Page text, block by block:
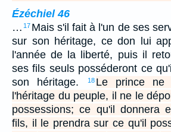
Ézéchiel 46
… 17 Mais s'il fait à l'un de ses
sur son héritage, ce don lui
l'année de la liberté, puis il
ses fils seuls posséderont ce
son héritage.
18 Le prince ne
l'héritage du peuple, il ne le
possessions; ce qu'il donnera
fils, il le prendra sur ce qu'il